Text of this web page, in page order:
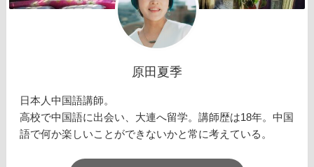
原田夏季
日本人中国語講師。
高校で中国語に出会い、大連へ留学。講師歴は18年。中国
語で何か楽しいことができないかと常に考えている。